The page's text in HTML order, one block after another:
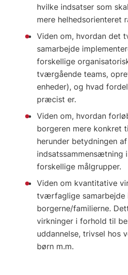
hvilke indsatser som
mere helhedsorienteret
Viden om, hvordan det
samarbejde
forskellige
tværgående teams,
enheder), og hvad
præcist er.
Viden om, hvordan
borgeren mere konkret
herunder betydningen af
indsatssammensætning
forskellige målgrupper.
Viden om kvantitative
tværfaglige samarbejde
borgerne/familierne.
virkninger i forhold til
uddannelse, trivsel hos
børn m.m.